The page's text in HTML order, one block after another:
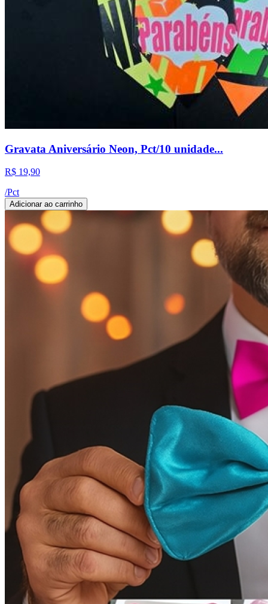
Gravata Aniversário Neon, Pct/10 unidade...
R$ 19,90
/Pct
Adicionar ao carrinho